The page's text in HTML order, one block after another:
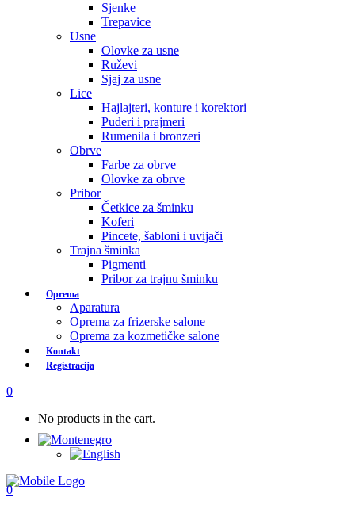
Sjenke
Trepavice
Usne
Olovke za usne
Ruževi
Sjaj za usne
Lice
Hajlajteri, konture i korektori
Puderi i prajmeri
Rumenila i bronzeri
Obrve
Farbe za obrve
Olovke za obrve
Pribor
Četkice za šminku
Koferi
Pincete, šabloni i uvijači
Trajna šminka
Pigmenti
Pribor za trajnu šminku
Oprema
Aparatura
Oprema za frizerske salone
Oprema za kozmetičke salone
Kontakt
Registracija
0
No products in the cart.
0